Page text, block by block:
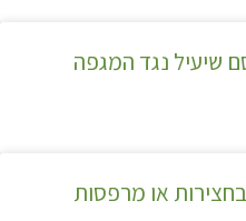
שיעיל נגד המגפה
או מרפסות